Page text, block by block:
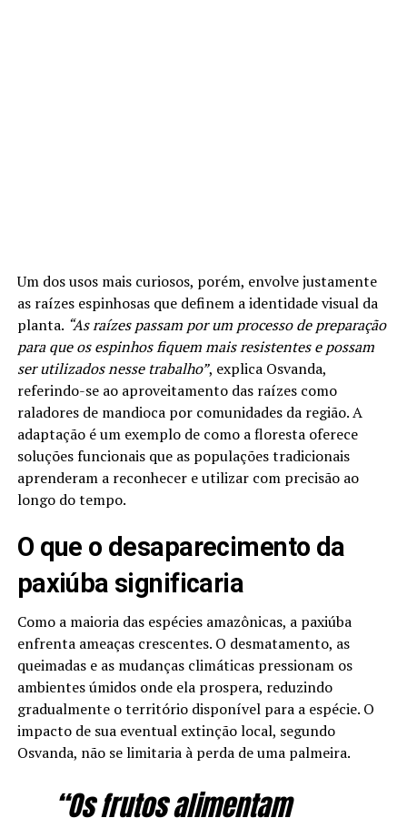
Um dos usos mais curiosos, porém, envolve justamente
as raízes espinhosas que definem a identidade visual da
planta. “As raízes passam por um processo de preparação
para que os espinhos fiquem mais resistentes e possam
ser utilizados nesse trabalho”, explica Osvanda,
referindo-se ao aproveitamento das raízes como
raladores de mandioca por comunidades da região. A
adaptação é um exemplo de como a floresta oferece
soluções funcionais que as populações tradicionais
aprenderam a reconhecer e utilizar com precisão ao
longo do tempo.
O que o desaparecimento da
paxiúba significaria
Como a maioria das espécies amazônicas, a paxiúba
enfrenta ameaças crescentes. O desmatamento, as
queimadas e as mudanças climáticas pressionam os
ambientes úmidos onde ela prospera, reduzindo
gradualmente o território disponível para a espécie. O
impacto de sua eventual extinção local, segundo
Osvanda, não se limitaria à perda de uma palmeira.
“Os frutos alimentam